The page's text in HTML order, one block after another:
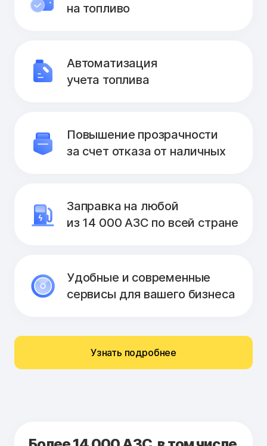
на топливо
Автоматизация
учета топлива
Повышение прозрачности
за счет отказа от наличных
Заправка на любой
из 14 000 АЗС по всей стране
Удобные и современные
сервисы для вашего бизнеса
Узнать подробнее